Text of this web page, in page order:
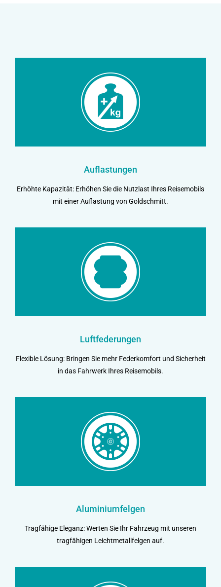
Auflastungen
Erhöhte Kapazität: Erhöhen Sie die Nutzlast Ihres Reisemobils
mit einer Auflastung von Goldschmitt.
Luftfederungen
Flexible Lösung: Bringen Sie mehr Federkomfort und Sicherheit
in das Fahrwerk Ihres Reisemobils.
Aluminiumfelgen
Tragfähige Eleganz: Werten Sie Ihr Fahrzeug mit unseren
tragfähigen Leichtmetallfelgen auf.